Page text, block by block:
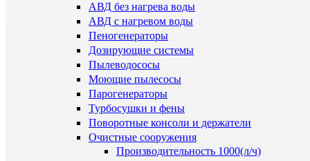
АВД без нагрева воды
АВД с нагревом воды
Пеногенераторы
Дозирующие системы
Пылеводососы
Моющие пылесосы
Парогенераторы
Турбосушки и фены
Поворотные консоли и держатели
Очистные сооружения
Производительность 1000(л/ч)